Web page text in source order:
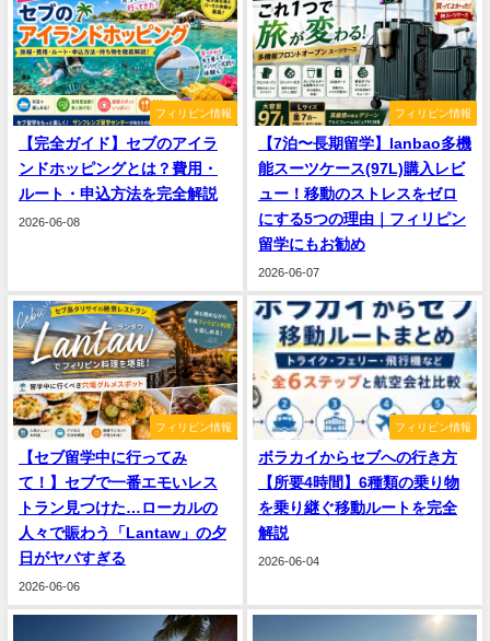
フィリピン情報
【完全ガイド】セブのアイラ
ンドホッピングとは？費用・
ルート・申込方法を完全解説
2026-06-08
フィリピン情報
【7泊〜長期留学】lanbao多機
能スーツケース(97L)購入レビ
ュー！移動のストレスをゼロ
にする5つの理由｜フィリピン
留学にもお勧め
2026-06-07
フィリピン情報
【セブ留学中に行ってみ
て！】セブで一番エモいレス
トラン見つけた…ローカルの
人々で賑わう「Lantaw」の夕
日がヤバすぎる
2026-06-06
フィリピン情報
ボラカイからセブへの行き方
【所要4時間】6種類の乗り物
を乗り継ぐ移動ルートを完全
解説
2026-06-04